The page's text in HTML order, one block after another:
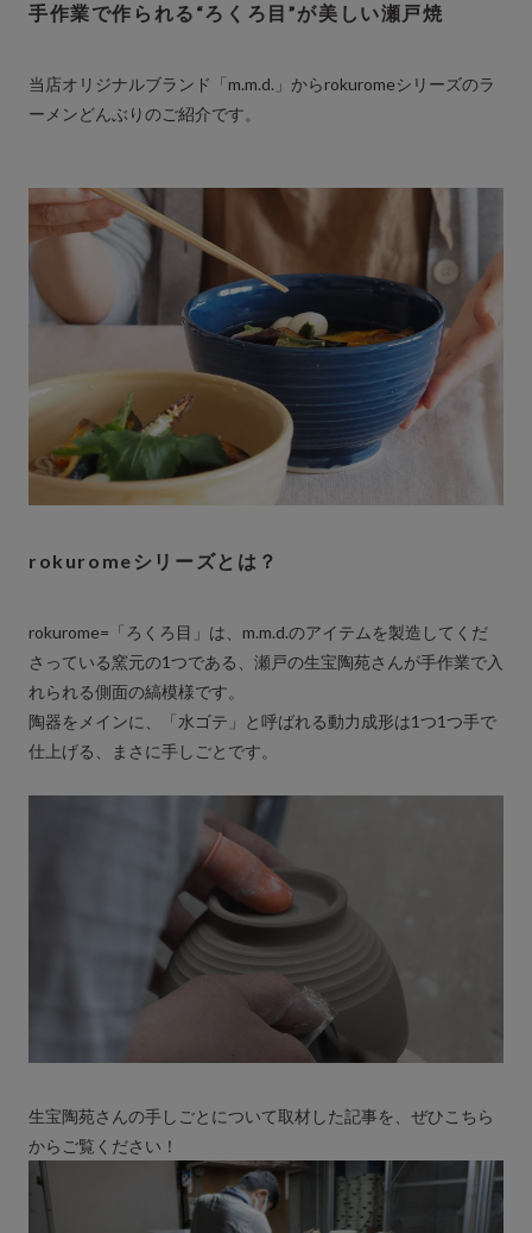
手作業で作られる“ろくろ目”が美しい瀬戸焼
当店オリジナルブランド「m.m.d.」からrokuromeシリーズのラ
ーメンどんぶりのご紹介です。
rokuromeシリーズとは？
rokurome=「ろくろ目」は、m.m.d.のアイテムを製造してくだ
さっている窯元の1つである、瀬戸の生宝陶苑さんが手作業で入
れられる側面の縞模様です。
陶器をメインに、「水ゴテ」と呼ばれる動力成形は1つ1つ手で
仕上げる、まさに手しごとです。
生宝陶苑さんの手しごとについて取材した記事を、ぜひこちら
からご覧ください！